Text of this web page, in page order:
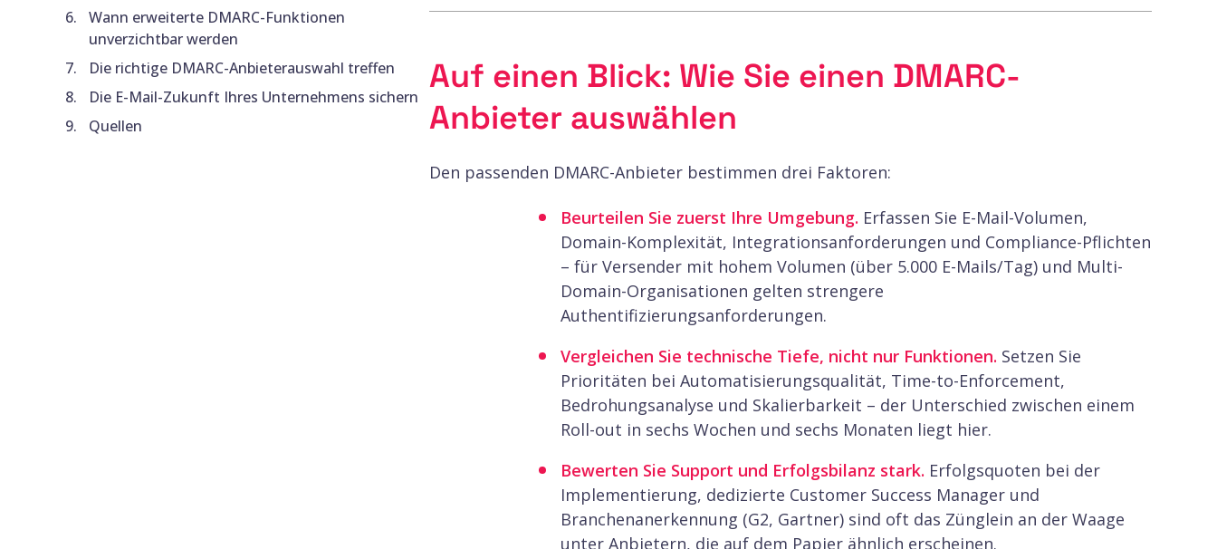
Wann erweiterte DMARC-Funktionen
unverzichtbar werden
Die richtige DMARC-Anbieterauswahl treffen
Die E-Mail-Zukunft Ihres Unternehmens sichern
Quellen
Auf einen Blick: Wie Sie einen DMARC-
Anbieter auswählen
Den passenden DMARC-Anbieter bestimmen drei Faktoren:
Beurteilen Sie zuerst Ihre Umgebung. Erfassen Sie E-Mail-Volumen,
Domain-Komplexität, Integrationsanforderungen und Compliance-Pflichten
– für Versender mit hohem Volumen (über 5.000 E-Mails/Tag) und Multi-
Domain-Organisationen gelten strengere
Authentifizierungsanforderungen.
Vergleichen Sie technische Tiefe, nicht nur Funktionen. Setzen Sie
Prioritäten bei Automatisierungsqualität, Time-to-Enforcement,
Bedrohungsanalyse und Skalierbarkeit – der Unterschied zwischen einem
Roll-out in sechs Wochen und sechs Monaten liegt hier.
Bewerten Sie Support und Erfolgsbilanz stark. Erfolgsquoten bei der
Implementierung, dedizierte Customer Success Manager und
Branchenanerkennung (G2, Gartner) sind oft das Zünglein an der Waage
unter Anbietern, die auf dem Papier ähnlich erscheinen.